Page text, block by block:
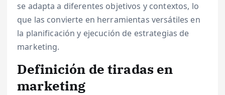
se adapta a diferentes objetivos y contextos, lo
que las convierte en herramientas versátiles en
la planificación y ejecución de estrategias de
marketing.
Definición de tiradas en
marketing